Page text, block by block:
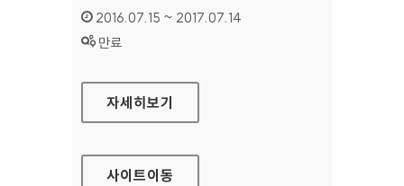
인증기간 :
2016.07.15 ~ 2017.07.14
상태 :
만료
신한카드 탑스클럽 홈페이지
자세히보기
사이트이동